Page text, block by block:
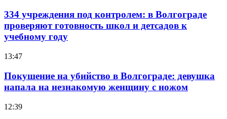
334 учреждения под контролем: в Волгограде
проверяют готовность школ и детсадов к
учебному году
13:47
Покушение на убийство в Волгограде: девушка
напала на незнакомую женщину с ножом
12:39